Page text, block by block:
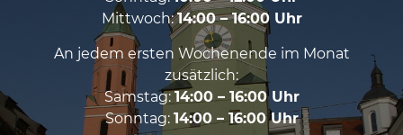
Mittwoch:14:00 – 16:00 Uhr
An jedem ersten Wochenende im Monat
zusätzlich:
Samstag:14:00 – 16:00 Uhr
Sonntag: 14:00 – 16:00 Uhr